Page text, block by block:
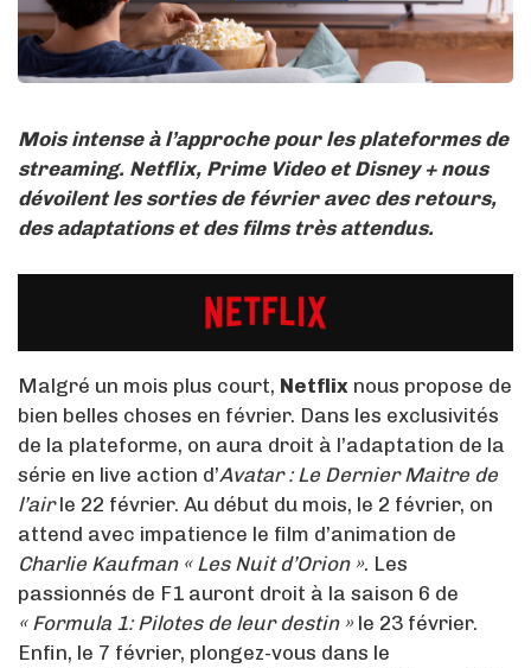
Mois intense à l’approche pour les plateformes de
streaming. Netflix, Prime Video et Disney + nous
dévoilent les sorties de février avec des retours,
des adaptations et des films très attendus.
Malgré un mois plus court, Netflix nous propose de
bien belles choses en février. Dans les exclusivités
de la plateforme, on aura droit à l’adaptation de la
série en live action d’Avatar : Le Dernier Maitre de
l’airle 22 février. Au début du mois, le 2 février, on
attend avec impatience le film d’animation de
Charlie Kaufman « Les Nuit d’Orion ». Les
passionnés de F1 auront droit à la saison 6 de
« Formula 1: Pilotes de leur destin »le 23 février.
Enfin, le 7 février, plongez-vous dans le